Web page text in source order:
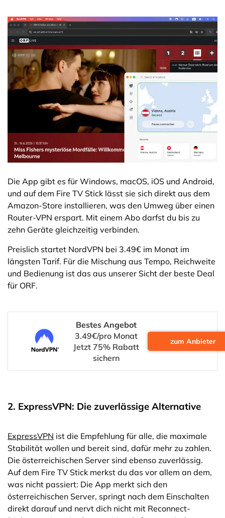
Die App gibt es für Windows, macOS, iOS und Android,
und auf dem Fire TV Stick lässt sie sich direkt aus dem
Amazon-Store installieren, was den Umweg über einen
Router-VPN erspart. Mit einem Abo darfst du bis zu
zehn Geräte gleichzeitig verbinden.
Preislich startet NordVPN bei 3.49€ im Monat im
längsten Tarif. Für die Mischung aus Tempo, Reichweite
und Bedienung ist das aus unserer Sicht der beste Deal
für ORF.
Bestes Angebot
3.49€/pro Monat
Jetzt 75% Rabatt
sichern
zum Anbieter
2. ExpressVPN: Die zuverlässige Alternative
ExpressVPN ist die Empfehlung für alle, die maximale
Stabilität wollen und bereit sind, dafür mehr zu zahlen.
Die österreichischen Server sind ebenso zuverlässig.
Auf dem Fire TV Stick merkst du das vor allem an dem,
was nicht passiert: Die App merkt sich den
österreichischen Server, springt nach dem Einschalten
direkt darauf und nervt dich nicht mit Reconnect-